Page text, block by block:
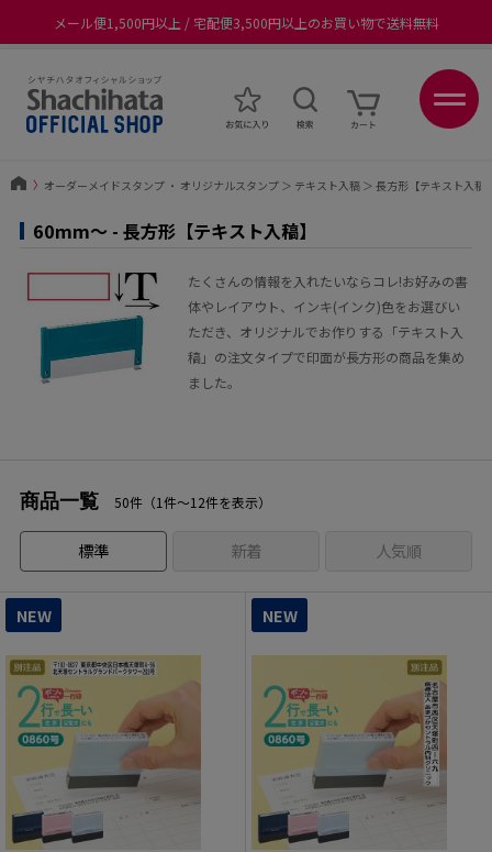
メール便1,500円以上 / 宅配便3,500円以上のお買い物で送料無料
ポイントが貯まる、使える、会員限定ポイントプログラム
〉 オーダーメイドスタンプ ・ オリジナルスタンプ＞ テキスト入稿＞ 長方形【テキスト入稿
60mm〜 - 長方形【テキスト入稿】
たくさんの情報を入れたいならコレ!お好みの書
体やレイアウト、インキ(インク)色をお選びい
ただき、オリジナルでお作りする「テキスト入
稿」の注文タイプで印面が長方形の商品を集め
ました。
商品一覧 50件（1件〜12件を表示）
標準 新着 人気順
NEW NEW